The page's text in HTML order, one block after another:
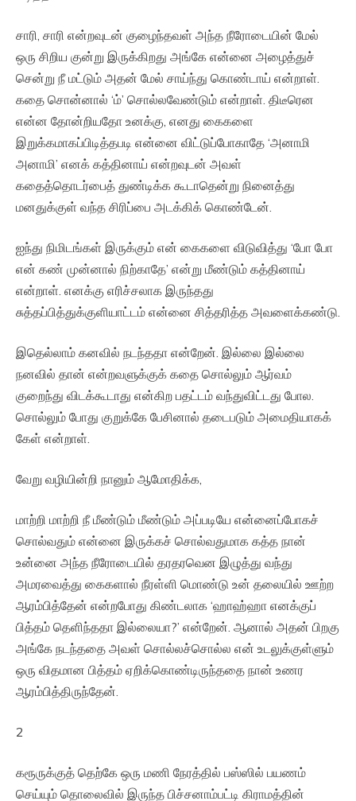
சாரி, சாரி என்றவுடன் குழைந்தவள் அந்த நீரோடையின் மேல்
ஒரு சிறிய குன்று இருக்கிறது அங்கே என்னை அழைத்துச்
சென்று நீ மட்டும் அதன் மேல் சாய்ந்து கொண்டாய் என்றாள்.
கதை சொன்னால் ‘ம்’ சொல்லவேண்டும் என்றாள். திடீரென
என்ன தோன்றியதோ உனக்கு, எனது கைகளை
இறுக்கமாகப்பிடித்தபடி என்னை விட்டுப்போகாதே ‘அனாமி
அனாமி’ எனக் கத்தினாய் என்றவுடன் அவள்
கதைத்தொடர்பைத் துண்டிக்க கூடாதென்று நினைத்து
மனதுக்குள் வந்த சிரிப்பை அடக்கிக் கொண்டேன்.
ஐந்து நிமிடங்கள் இருக்கும் என் கைகளை விடுவித்து ‘போ போ
என் கண் முன்னால் நிற்காதே’ என்று மீண்டும் கத்தினாய்
என்றாள். எனக்கு எரிச்சலாக இருந்தது
சுத்தப்பித்துக்குளியாட்டம் என்னை சித்தரித்த அவளைக்கண்டு.
இதெல்லாம் கனவில் நடந்ததா என்றேன். இல்லை இல்லை
நனவில் தான் என்றவளுக்குக் கதை சொல்லும் ஆர்வம்
குறைந்து விடக்கூடாது என்கிற பதட்டம் வந்துவிட்டது போல.
சொல்லும் போது குறுக்கே பேசினால் தடைபடும் அமைதியாகக்
கேள் என்றாள்.
வேறு வழியின்றி நானும் ஆமோதிக்க,
மாற்றி மாற்றி நீ மீண்டும் மீண்டும் அப்படியே என்னைப்போகச்
சொல்வதும் என்னை இருக்கச் சொல்வதுமாக கத்த நான்
உன்னை அந்த நீரோடையில் தரதரவென இழுத்து வந்து
அமரவைத்து கைகளால் நீரள்ளி மொண்டு உன் தலையில் ஊற்ற
ஆரம்பித்தேன் என்றபோது கிண்டலாக ‘ஹாஹ்ஹா எனக்குப்
பித்தம் தெளிந்ததா இல்லையா?’ என்றேன். ஆனால் அதன் பிறகு
அங்கே நடந்ததை அவள் சொல்லச்சொல்ல என் உடலுக்குள்ளும்
ஒரு விதமான பித்தம் ஏறிக்கொண்டிருந்ததை நான் உணர
ஆரம்பித்திருந்தேன்.
2
கரூருக்குத் தெற்கே ஒரு மணி நேரத்தில் பஸ்ஸில் பயணம்
செய்யும் தொலைவில் இருந்த பிச்சனாம்பட்டி கிராமத்தின்